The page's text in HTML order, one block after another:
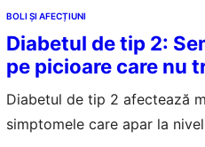
BOLI ȘI AFECȚIUNI
Diabetul de tip 2:
pe picioare care nu
Diabetul de tip 2 afectează
simptomele care apar la